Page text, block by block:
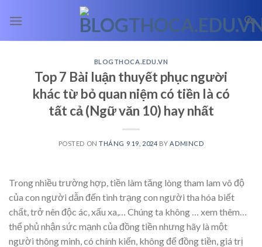
BLOGTHOCA.EDU.VN
Top 7 Bài luận thuyết phục người
khác từ bỏ quan niệm có tiền là có
tất cả (Ngữ văn 10) hay nhất
POSTED ONTHÁNG 9 19, 2024 BY ADMINCD
Trong nhiều trường hợp, tiền làm tăng lòng tham lam vô độ
của con người dẫn đến tình trạng con người tha hóa biết
chất, trở nên độc ác, xấu xa,… Chúng ta không
… xem thêm…
thể phủ nhận sức mạnh của đồng tiền nhưng hãy là một
người thông minh, có chính kiến, không để đồng tiền, giá trị